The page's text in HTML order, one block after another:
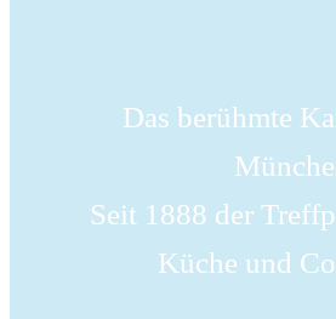
Das berühmte
Seit 1888 der
Küche und